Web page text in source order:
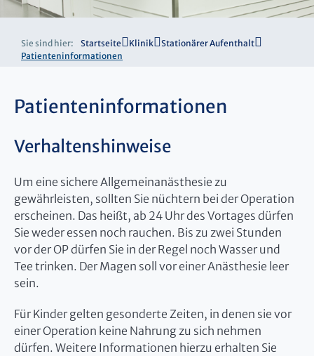
Sie sind hier: Startseite Klinik
Stationärer Aufenthalt
Patienteninformationen
Patienteninformationen
Verhaltenshinweise
Um eine sichere Allgemeinanästhesie zu
gewährleisten, sollten Sie nüchtern bei der Operation
erscheinen. Das heißt, ab 24 Uhr des Vortages dürfen
Sie weder essen noch rauchen. Bis zu zwei Stunden
vor der OP dürfen Sie in der Regel noch Wasser und
Tee trinken. Der Magen soll vor einer Anästhesie leer
sein.
Für Kinder gelten gesonderte Zeiten, in denen sie vor
einer Operation keine Nahrung zu sich nehmen
dürfen. Weitere Informationen hierzu erhalten Sie